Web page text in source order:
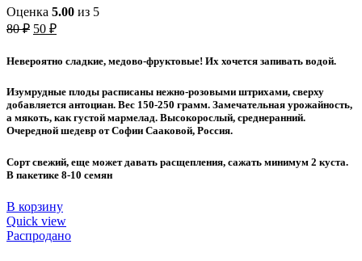
Оценка 5.00 из 5
80₽ Первоначальная
80 ₽.
50 ₽Текущая
50 ₽.
Невероятно сладкие, медово-фруктовые! Их хочется запивать водой.
Изумрудные плоды расписаны нежно-розовыми штрихами, сверху
добавляется антоциан. Вес 150-250 грамм. Замечательная урожайность,
а мякоть, как густой мармелад. Высокорослый, среднеранний.
Очередной шедевр от Софии Сааковой, Россия.
Сорт свежий, еще может давать расщепления, сажать минимум 2 куста.
В пакетике 8-10 семян
В корзину
Quick view
Распродано